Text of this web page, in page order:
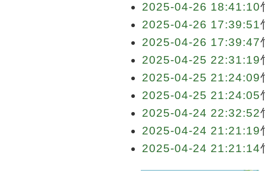
2025-04-26 18:41:10
2025-04-26 17:39:51
2025-04-26 17:39:47
2025-04-25 22:31:19
2025-04-25 21:24:09
2025-04-25 21:24:05
2025-04-24 22:32:52
2025-04-24 21:21:19
2025-04-24 21:21:14